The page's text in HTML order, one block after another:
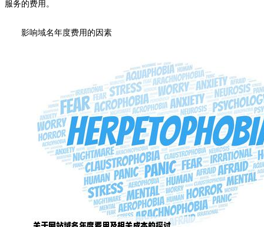
服务的费用。
影响域名年度费用的因素